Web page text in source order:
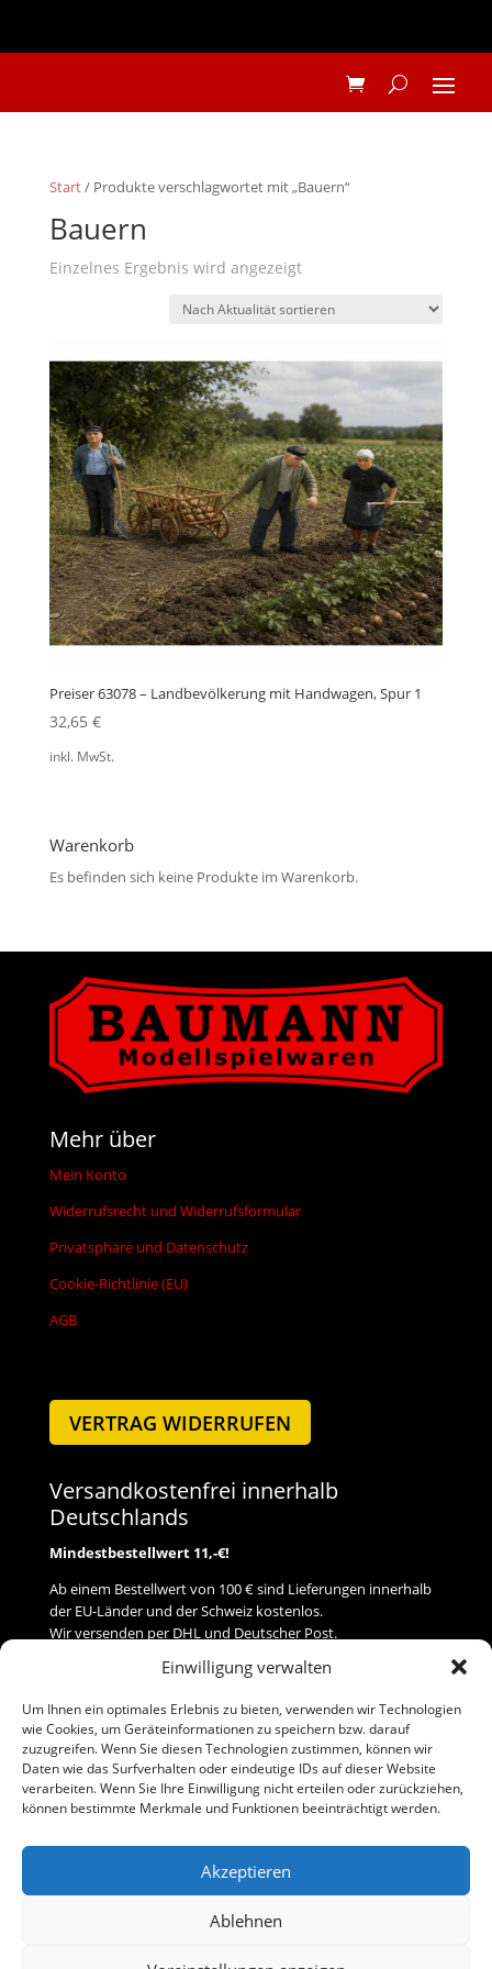
Einwilligung verwalten
Um Ihnen ein optimales Erlebnis zu bieten, verwenden wir Technologien
wie Cookies, um Geräteinformationen zu speichern bzw. darauf
zuzugreifen. Wenn Sie diesen Technologien zustimmen, können wir
Daten wie das Surfverhalten oder eindeutige IDs auf dieser Website
verarbeiten. Wenn Sie Ihre Einwilligung nicht erteilen oder zurückziehen,
können bestimmte Merkmale und Funktionen beeinträchtigt werden.
Akzeptieren
Ablehnen
Start/ Produkte verschlagwortet mit „Bauern“
Bauern
Einzelnes Ergebnis wird angezeigt
Preiser 63078 – Landbevölkerung mit Handwagen, Spur 1
32,65 €
inkl. MwSt.
Warenkorb
Es befinden sich keine Produkte im Warenkorb.
Mehr über
Mein Konto
Widerrufsrecht und Widerrufsformular
Privatsphäre und Datenschutz
Cookie-Richtlinie (EU)
AGB
VERTRAG WIDERRUFEN
Versandkostenfrei innerhalb
Deutschlands
Mindestbestellwert 11,-€!
Ab einem Bestellwert von 100 € sind Lieferungen innerhalb
der EU-Länder und der Schweiz kostenlos.
Wir versenden per DHL und Deutscher Post.
Versand
Zahlung
Baumann Modellspielwaren
Telefon (0 91 61) 33 84